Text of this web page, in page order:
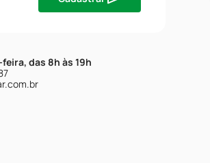
das 8h às 19h